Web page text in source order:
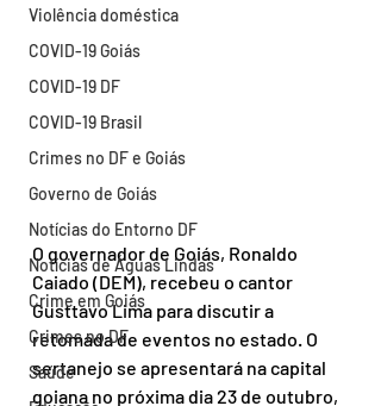
Violência doméstica
COVID-19 Goiás
COVID-19 DF
COVID-19 Brasil
Crimes no DF e Goiás
Governo de Goiás
Notícias do Entorno DF
Notícias de Águas Lindas
Crime em Goiás
Crimes no DF
Saúde
O governador de Goiás, Ronaldo
Caiado (DEM), recebeu o cantor
Gusttavo Lima para discutir a
retomada de eventos no estado. O
sertanejo se apresentará na capital
goiana no próxima dia 23 de outubro,